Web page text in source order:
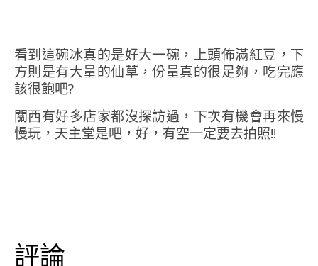
看到這碗冰真的是好大一碗，上頭佈滿紅豆，下
方則是有大量的仙草，份量真的很足夠，吃完應
該很飽吧?
關西有好多店家都沒探訪過，下次有機會再來慢
慢玩，天主堂是吧，好，有空一定要去拍照!!
評論